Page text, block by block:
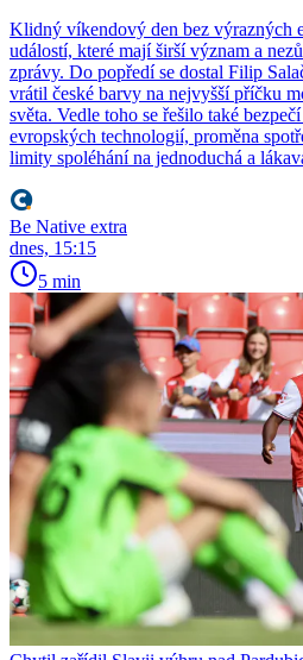
Klidný víkendový den bez výrazných
událostí, které mají širší význam a
zprávy. Do popředí se dostal Filip
vrátil české barvy na nejvyšší příčku
světa. Vedle toho se řešilo také
evropských technologií, proměna
limity spoléhání na jednoduchá a
Be Native extra
dnes, 15:15
5 min